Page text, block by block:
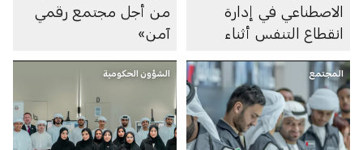
الاصطناعي في إدارة
انقطاع التنفس أثناء
من أجل مجتمع رقمي
آمن»
المجتمع الشؤون الحكومية